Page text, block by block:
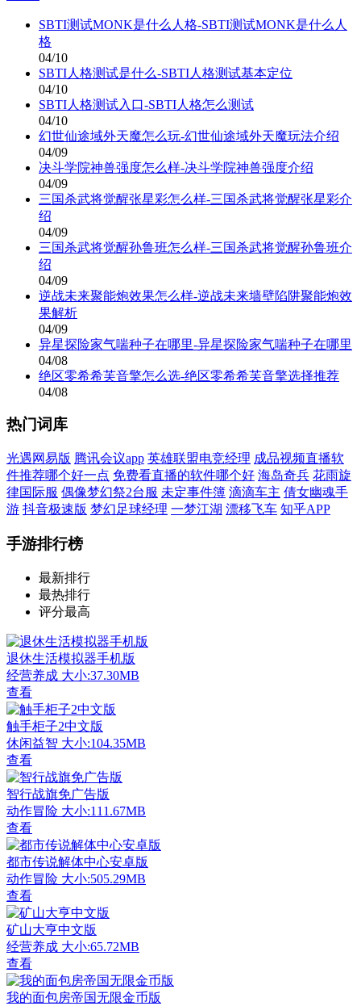
SBTI测试MONK是什么人格-SBTI测试MONK是什么人
格
04/10
SBTI人格测试是什么-SBTI人格测试基本定位
04/10
SBTI人格测试入口-SBTI人格怎么测试
04/10
幻世仙途域外天魔怎么玩-幻世仙途域外天魔玩法介绍
04/09
决斗学院神兽强度怎么样-决斗学院神兽强度介绍
04/09
三国杀武将觉醒张星彩怎么样-三国杀武将觉醒张星彩介
绍
04/09
三国杀武将觉醒孙鲁班怎么样-三国杀武将觉醒孙鲁班介
绍
04/09
逆战未来聚能炮效果怎么样-逆战未来墙壁陷阱聚能炮效
果解析
04/09
异星探险家气喘种子在哪里-异星探险家气喘种子在哪里
04/08
绝区零希希芙音擎怎么选-绝区零希希芙音擎选择推荐
04/08
热门词库
光遇网易版 腾讯会议app 英雄联盟电竞经理 成品视频直播软
件推荐哪个好一点 免费看直播的软件哪个好 海岛奇兵 花雨旋
律国际服 偶像梦幻祭2台服 未定事件簿 滴滴车主 倩女幽魂手
游 抖音极速版 梦幻足球经理 一梦江湖 漂移飞车 知乎APP
手游排行榜
最新排行
最热排行
评分最高
退休生活模拟器手机版
经营养成 大小:37.30MB
查看
触手柜子2中文版
休闲益智 大小:104.35MB
查看
智行战旗免广告版
动作冒险 大小:111.67MB
查看
都市传说解体中心安卓版
动作冒险 大小:505.29MB
查看
矿山大亨中文版
经营养成 大小:65.72MB
查看
我的面包房帝国无限金币版